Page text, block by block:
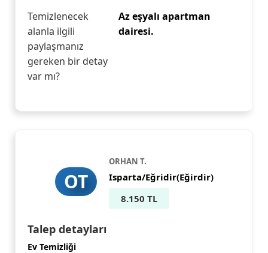
Temizlenecek
alanla ilgili
paylaşmanız
gereken bir detay
var mı?
Az eşyalı apartman
dairesi.
OT
ORHAN T.
Isparta/Eğridir(Eğirdir)
8.150 TL
Talep detayları
Ev Temizliği